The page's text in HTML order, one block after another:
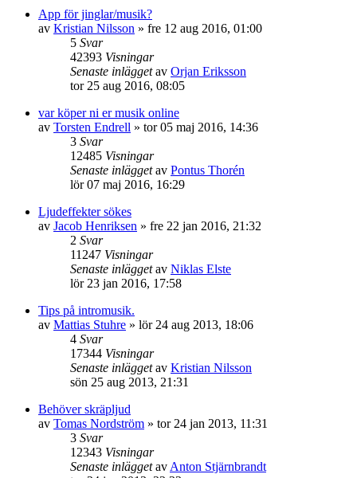
App för jinglar/musik?
av Kristian Nilsson » fre 12 aug 2016, 01:00
5 Svar
42393 Visningar
Senaste inläggetav Orjan Eriksson
tor 25 aug 2016, 08:05
var köper ni er musik online
av Torsten Endrell » tor 05 maj 2016, 14:36
3 Svar
12485 Visningar
Senaste inläggetav Pontus Thorén
lör 07 maj 2016, 16:29
Ljudeffekter sökes
av Jacob Henriksen » fre 22 jan 2016, 21:32
2 Svar
11247 Visningar
Senaste inläggetav Niklas Elste
lör 23 jan 2016, 17:58
Tips på intromusik.
av Mattias Stuhre » lör 24 aug 2013, 18:06
4 Svar
17344 Visningar
Senaste inläggetav Kristian Nilsson
sön 25 aug 2013, 21:31
Behöver skräpljud
av Tomas Nordström » tor 24 jan 2013, 11:31
3 Svar
12343 Visningar
Senaste inläggetav Anton Stjärnbrandt